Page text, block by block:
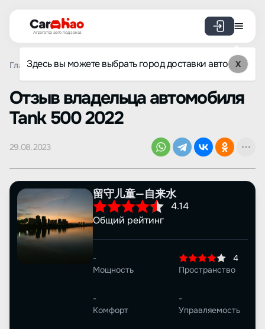
Агрегатор авто под заказ
Здесь вы можете выбрать город доставки авто X
Главная Отзывы Tank 500 Просмотр отзыва
Oтзыв владельца автомобиля
Tank 500 2022
29.08.2023
留守儿童—自来水
4.14
Общий рейтинг
-
Мощность
4
Пространство
-
Комфорт
-
Управляемость